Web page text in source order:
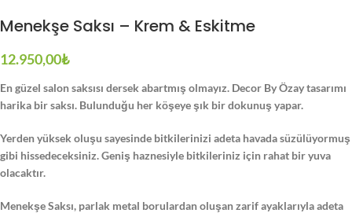
Menekşe Saksı – Krem & Eskitme
12.950,00₺
En güzel salon saksısı dersek abartmış olmayız. Decor By Özay tasarımı
harika bir saksı. Bulunduğu her köşeye şık bir dokunuş yapar.
Yerden yüksek oluşu sayesinde bitkilerinizi adeta havada süzülüyormuş
gibi hissedeceksiniz. Geniş haznesiyle bitkileriniz için rahat bir yuva
olacaktır.
Menekşe Saksı, parlak metal borulardan oluşan zarif ayaklarıyla adeta